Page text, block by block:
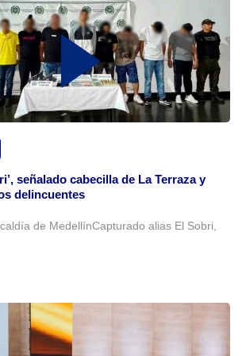
señalado cabecilla de La Terraza y
delincuentes
de MedellínCapturado alias El Sobri,